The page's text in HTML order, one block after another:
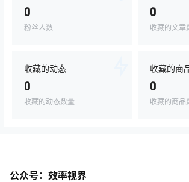
0
粉丝人数
0
收藏的文章
收藏的动态
0
收藏的动态数量
收藏的商
0
收藏的商品
公众号：效率视界